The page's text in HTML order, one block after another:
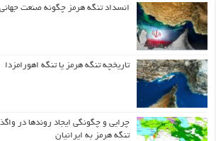
انسداد تنگه هرمز چگونه صنعت
تاریخچه تنگه هرمز یا تنگه اهورامزدا
چرایی و چگونگی ایجاد روندها در
تنگه هرمز به ایرانیان